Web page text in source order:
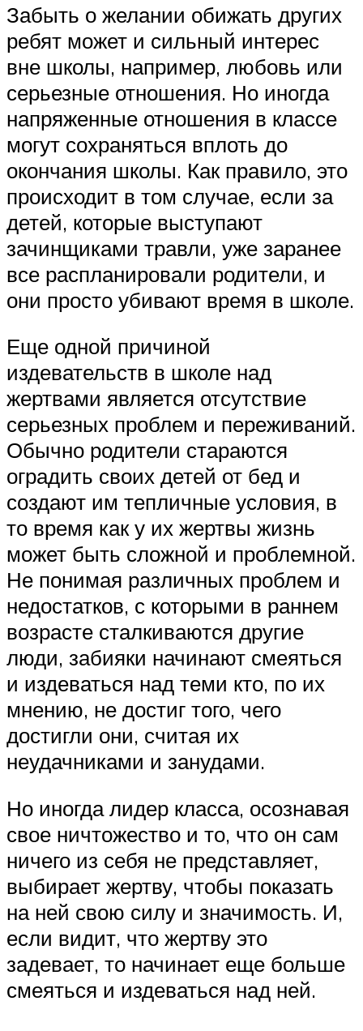
Забыть о желании обижать других
ребят может и сильный интерес
вне школы, например, любовь или
серьезные отношения. Но иногда
напряженные отношения в классе
могут сохраняться вплоть до
окончания школы. Как правило, это
происходит в том случае, если за
детей, которые выступают
зачинщиками травли, уже заранее
все распланировали родители, и
они просто убивают время в школе.
Еще одной причиной
издевательств в школе над
жертвами является отсутствие
серьезных проблем и переживаний.
Обычно родители стараются
оградить своих детей от бед и
создают им тепличные условия, в
то время как у их жертвы жизнь
может быть сложной и проблемной.
Не понимая различных проблем и
недостатков, с которыми в раннем
возрасте сталкиваются другие
люди, забияки начинают смеяться
и издеваться над теми кто, по их
мнению, не достиг того, чего
достигли они, считая их
неудачниками и занудами.
Но иногда лидер класса, осознавая
свое ничтожество и то, что он сам
ничего из себя не представляет,
выбирает жертву, чтобы показать
на ней свою силу и значимость. И,
если видит, что жертву это
задевает, то начинает еще больше
смеяться и издеваться над ней.